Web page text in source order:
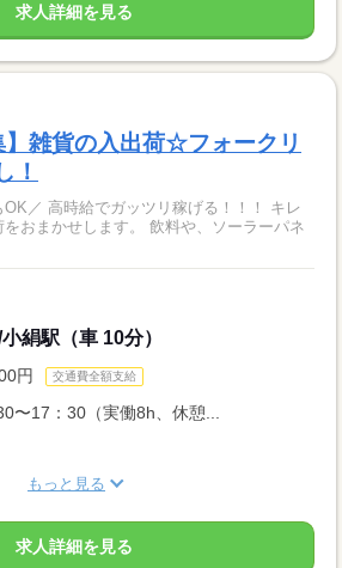
求人詳細を見る
】雑貨の入出荷☆フォークリ
！
／ 高時給でガッツリ稼げる！！！ キレ
おまかせします。 飲料や、ソーラーパネ
絹駅（車 10分）
円 交通費全額支給
〜17：30（実働8h、休憩...
もっと見る
求人詳細を見る